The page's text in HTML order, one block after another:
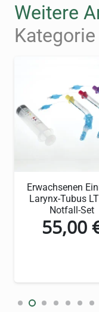
insbesondere
und
Fixierung von
Die
einen
Latexfrei
Hohe
Kein
Kleidung
Attraktive
Weitere
Kategorie
Erwachsenen
Larynx-Tubus
Notfall-Set
55,00